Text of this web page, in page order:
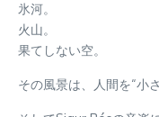
氷河。
火山。
果てしない空。
その風景は、人間を“小